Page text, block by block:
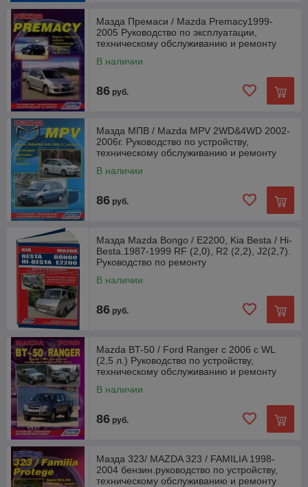
Мазда Премаси / Mazda Premacy1999-
2005 Руководство по эксплуатации,
техническому обслуживанию и ремонту
В наличии
86 руб.
Мазда МПВ / Mazda MPV 2WD&4WD 2002-
2006г. Руководство по устройству,
техническому обслуживанию и ремонту
В наличии
86 руб.
Мазда Mazda Bongo / E2200, Kia Besta / Hi-
Besta.1987-1999 RF (2,0), R2 (2,2), J2(2,7).
Руководство по ремонту
В наличии
86 руб.
Mazda BT-50 / Ford Ranger с 2006 с WL
(2,5 л.) Руководство по устройству,
техническому обслуживанию и ремонту
В наличии
86 руб.
Мазда 323/ MAZDA 323 / FAMILIA 1998-
2004 бензин.руководство по устройству,
техническому обслуживанию и ремонту